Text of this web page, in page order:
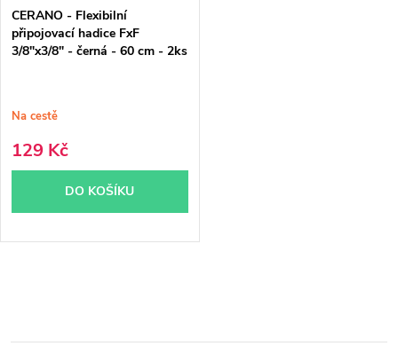
CERANO - Flexibilní
připojovací hadice FxF
3/8"x3/8" - černá - 60 cm - 2ks
Na cestě
129 Kč
DO KOŠÍKU